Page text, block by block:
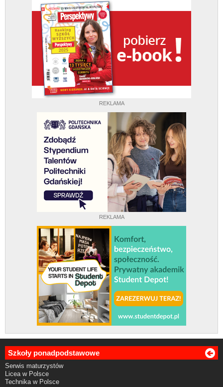
REKLAMA
REKLAMA
Szkoły ponadpodstawowe
Serwis maturzystów
Licea w Polsce
Technika w Polsce